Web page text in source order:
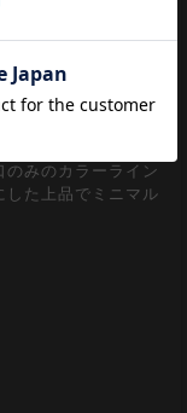
レディース問わず
レッピーといった
みのカラーライン
した上品でミニマル